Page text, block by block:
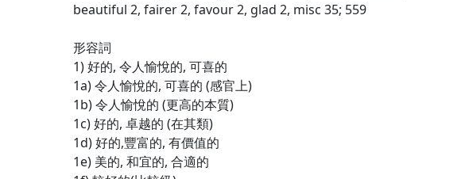
beautiful 2, fairer 2, favour 2, glad 2, misc 35; 559
形容詞
1) 好的, 令人愉悅的, 可喜的
1a) 令人愉悅的, 可喜的 (感官上)
1b) 令人愉悅的 (更高的本質)
1c) 好的, 卓越的 (在其類)
1d) 好的,豐富的, 有價值的
1e) 美的, 和宜的, 合適的